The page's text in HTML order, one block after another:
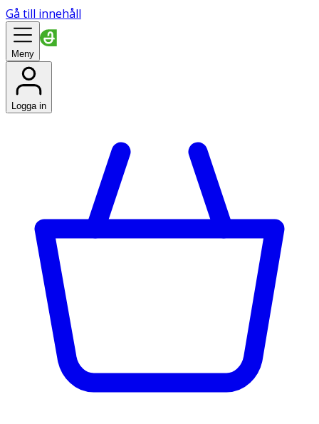
Gå till innehåll
Meny
Logga in